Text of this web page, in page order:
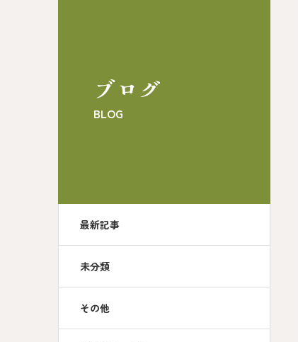
ブログ
BLOG
最新記事
未分類
その他